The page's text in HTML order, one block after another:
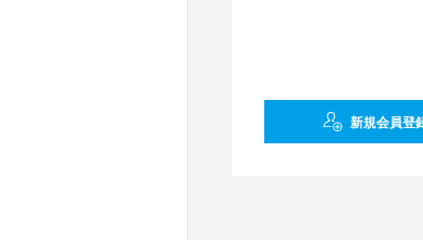
新規会員登